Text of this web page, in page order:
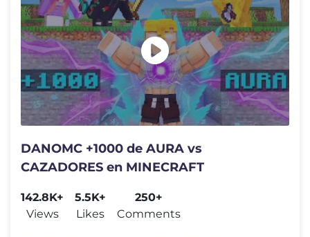
DANOMC +1000 de AURA vs
CAZADORES en MINECRAFT
142.8K+
Views
5.5K+
Likes
250+
Comments